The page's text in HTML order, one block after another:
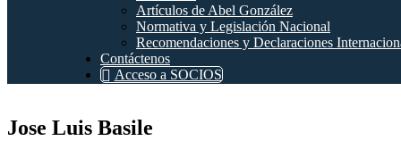
Artículos de Abel González
Normativa y Legislación Nacional
Recomendaciones y Declaraciones
Contáctenos
Acceso a SOCIOS
Jose Luis Basile